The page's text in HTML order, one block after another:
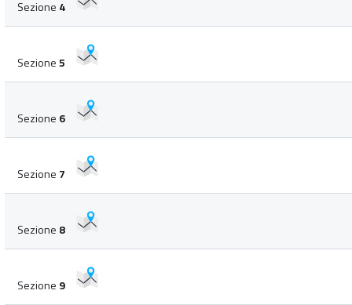
Sezione 4
Sezione5
Sezione 6
Sezione 7
Sezione 8
Sezione 9